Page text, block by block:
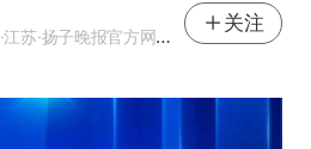
·江苏·扬子晚报官方网易号
关注